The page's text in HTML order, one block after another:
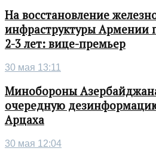
На восстановление
инфраструктуры Армении
2-3 лет: вице-премьер
30 мая 13:11
Минобороны
очередную
Арцаха
30 мая 12:04